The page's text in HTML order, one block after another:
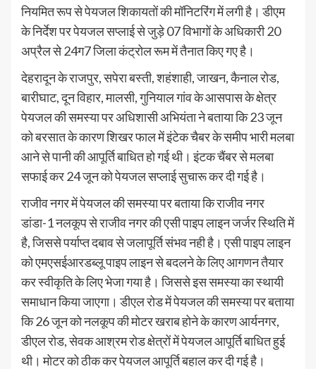
नियमित रूप से पेयजल शिकायतों की मॉनिटरिंग में लगी है। डीएम
के निर्देश पर पेयजल सप्लाई से जुड़े 07 विभागों के अधिकारी 20
अप्रैल से 24ग7 जिला कंट्रोल रूम में तैनात किए गए है।
देहरादून के राजपुर, सपेरा बस्ती, शहंशाही, जाखन, कैनाल रोड,
बारीघाट, दून विहार, मालसी, गुनियाल गांव के आसपास के क्षेत्र
पेयजल की समस्या पर अधिशासी अभियंता ने बताया कि 23 जून
को बरसात के कारण शिखर फाल में इंटेक चैबर के समीप भारी मलबा
आने से पानी की आपूर्ति बाधित हो गई थी। इंटक चैंबर से मलबा
सफाई कर 24 जून को पेयजल सप्लाई सुचारू कर दी गई है।
राजीव नगर में पेयजल की समस्या पर बताया कि राजीव नगर
डांडा-1 नलकूप से राजीव नगर की एसी पाइप लाइन जर्जर स्थिति में
है, जिससे पर्याप्त दबाव से जलापूर्ति संभव नही है। एसी पाइप लाइन
को एमएसईआरडब्लू पाइप लाइन से बदलने के लिए आगणन तैयार
कर स्वीकृति के लिए भेजा गया है। जिससे इस समस्या का स्थायी
समाधान किया जाएगा। डीएल रोड में पेयजल की समस्या पर बताया
कि 26 जून को नलकूप की मोटर खराब होने के कारण आर्यनगर,
डीएल रोड, सेवक आश्रम रोड क्षेत्रों में पेयजल आपूर्ति बाधित हुई
थी। मोटर को ठीक कर पेयजल आपूर्ति बहाल कर दी गई है।